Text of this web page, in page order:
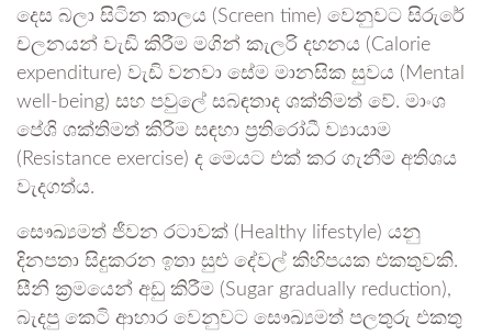
දෙස බලා සිටින කාලය (Screen time) වෙනුවට සිරුරේ
චලනයන් වැඩි කිරීම මගින් කැලරි දහනය (Calorie
expenditure) වැඩි වනවා සේම මානසික සුවය (Mental
well-being) සහ පවුලේ සබඳතාද ශක්තිමත් වේ. මාංශ
පේශි ශක්තිමත් කිරීම සඳහා ප්‍රතිරෝධී ව්‍යායාම
(Resistance exercise) ද මෙයට එක් කර ගැනීම අතිශය
වැදගත්ය.
සෞඛ්‍යමත් ජීවන රටාවක් (Healthy lifestyle) යනු
දිනපතා සිදුකරන ඉතා සුළු දේවල් කිහිපයක එකතුවකි.
සීනි ක්‍රමයෙන් අඩු කිරීම (Sugar gradually reduction),
බැදපු කෙටි ආහාර වෙනුවට සෞඛ්‍යමත් පලතුරු එකතු